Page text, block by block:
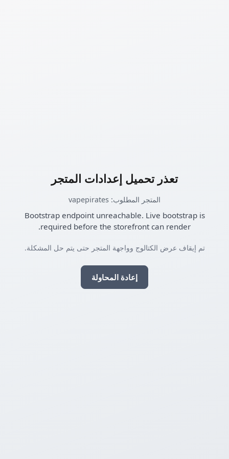
تعذر تحميل إعدادات المتجر
المتجر المطلوب: vapepirates
Bootstrap endpoint unreachable. Live bootstrap is
required before the storefront can render.
تم إيقاف عرض الكتالوج وواجهة المتجر حتى يتم حل المشكلة.
إعادة المحاولة